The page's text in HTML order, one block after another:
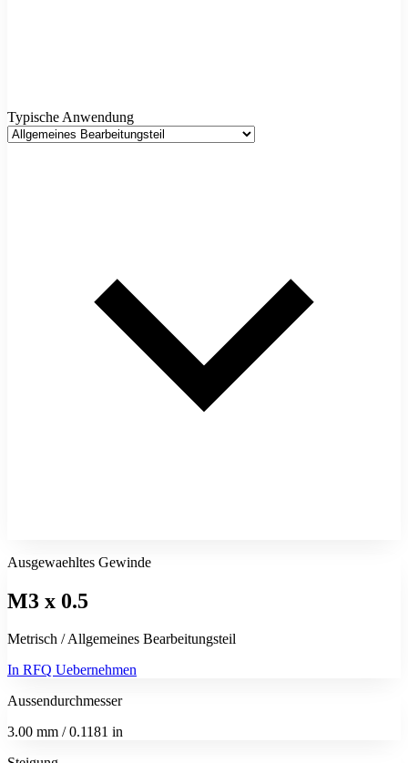
Typische Anwendung
Ausgewaehltes Gewinde
M3 x 0.5
Metrisch / Allgemeines Bearbeitungsteil
In RFQ Uebernehmen
Aussendurchmesser
3.00 mm / 0.1181 in